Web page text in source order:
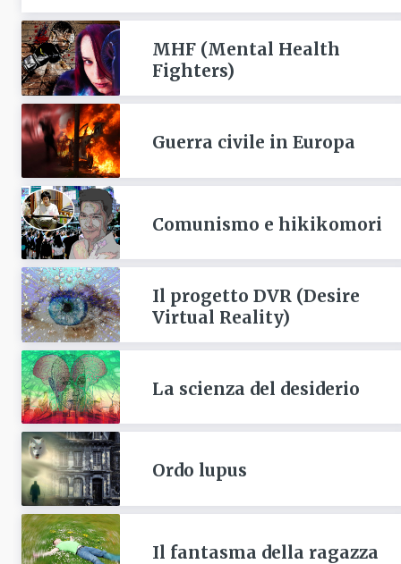
MHF (Mental Health
Fighters)
Guerra civile in Europa
Comunismo e hikikomori
Il progetto DVR (Desire
Virtual Reality)
La scienza del desiderio
Ordo lupus
Il fantasma della ragazza